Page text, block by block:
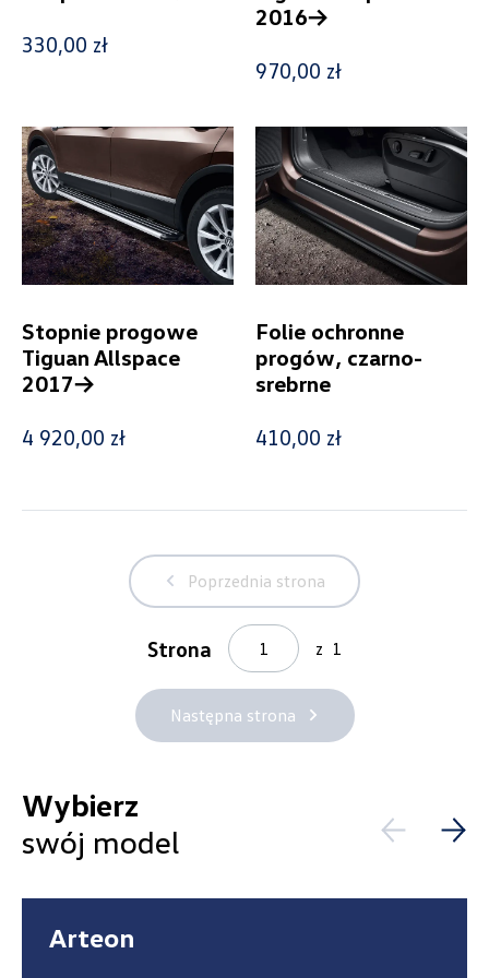
Status
Nowość
Promocja
Filtruj
330,00 zł
2016->
970,00 zł
Stopnie progowe
Tiguan Allspace
2017->
4 920,00 zł
Folie ochronne
progów, czarno-
srebrne
410,00 zł
Poprzednia strona
Strona z 1
Następna strona
Wybierz
swój model
Arteon
Twoje zapytanie